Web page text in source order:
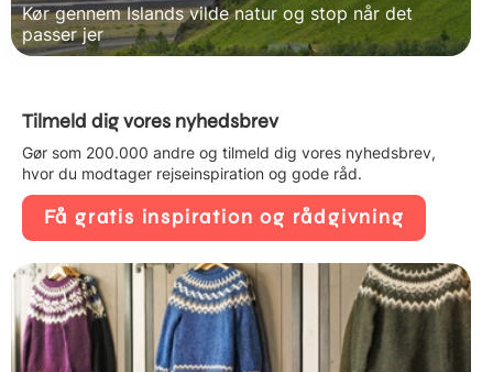
Kør gennem Islands vilde natur og stop når det
passer jer
Tilmeld dig vores nyhedsbrev
Gør som 200.000 andre og tilmeld dig vores nyhedsbrev,
hvor du modtager rejseinspiration og gode råd.
Få gratis inspiration og rådgivning